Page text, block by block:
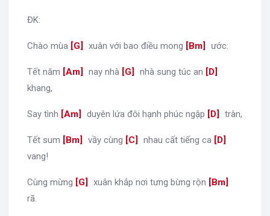
ĐK:
Chào mùa [G xuân với bao điều mong [Bm ước:
Tết năm [Am nay nhà [G nhà sung túc an [D
khang,
Say tình [Am duyên lứa đôi hạnh phúc ngập [D tràn,
Tết sum [Bm vầy cùng [C nhau cất tiếng ca [D
vang!
Cùng mừng [G xuân khắp nơi tưng bừng rộn [Bm
rã.